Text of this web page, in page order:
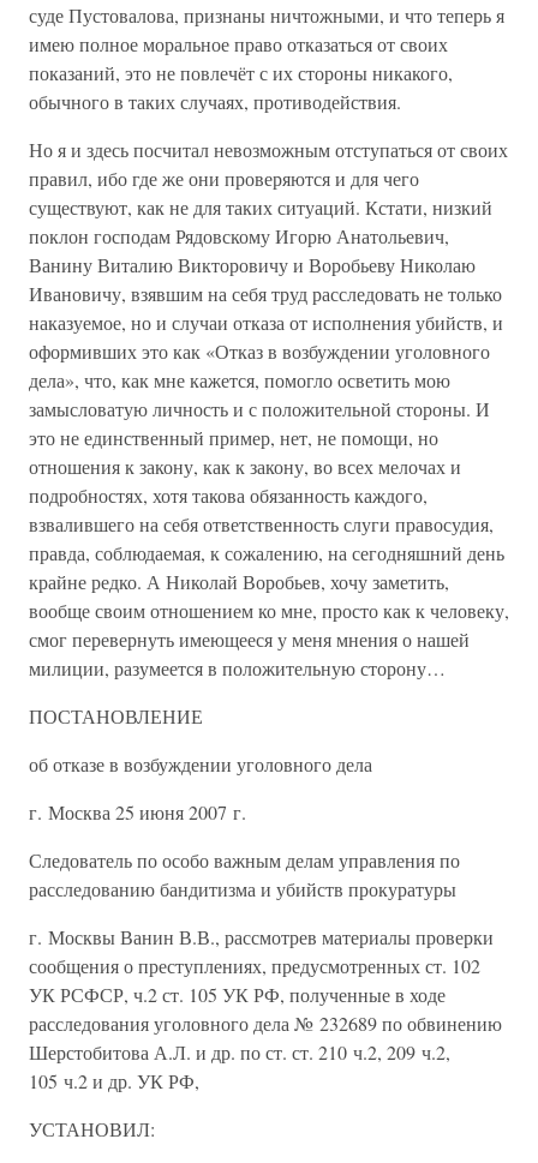
суде Пустовалова, признаны ничтожными, и что теперь я
имею полное моральное право отказаться от своих
показаний, это не повлечёт с их стороны никакого,
обычного в таких случаях, противодействия.
Но я и здесь посчитал невозможным отступаться от своих
правил, ибо где же они проверяются и для чего
существуют, как не для таких ситуаций. Кстати, низкий
поклон господам Рядовскому Игорю Анатольевич,
Ванину Виталию Викторовичу и Воробьеву Николаю
Ивановичу, взявшим на себя труд расследовать не только
наказуемое, но и случаи отказа от исполнения убийств, и
оформивших это как «Отказ в возбуждении уголовного
дела», что, как мне кажется, помогло осветить мою
замысловатую личность и с положительной стороны. И
это не единственный пример, нет, не помощи, но
отношения к закону, как к закону, во всех мелочах и
подробностях, хотя такова обязанность каждого,
взвалившего на себя ответственность слуги правосудия,
правда, соблюдаемая, к сожалению, на сегодняшний день
крайне редко. А Николай Воробьев, хочу заметить,
вообще своим отношением ко мне, просто как к человеку,
смог перевернуть имеющееся у меня мнения о нашей
милиции, разумеется в положительную сторону…
ПОСТАНОВЛЕНИЕ
об отказе в возбуждении уголовного дела
г. Москва 25 июня 2007 г.
Следователь по особо важным делам управления по
расследованию бандитизма и убийств прокуратуры
г. Москвы Ванин В.В., рассмотрев материалы проверки
сообщения о преступлениях, предусмотренных ст. 102
УК РСФСР, ч.2 ст. 105 УК РФ, полученные в ходе
расследования уголовного дела № 232689 по обвинению
Шерстобитова А.Л. и др. по ст. ст. 210 ч.2, 209 ч.2,
105 ч.2 и др. УК РФ,
УСТАНОВИЛ: